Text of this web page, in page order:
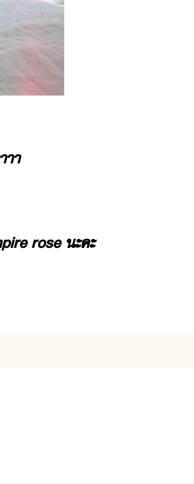
าา​
​rose​ ​ะคะ